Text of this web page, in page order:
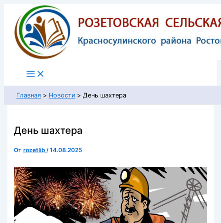
Перейти
содержимому
Главная Новости День шахтера
День шахтера
От rozetlib /14.08.2025